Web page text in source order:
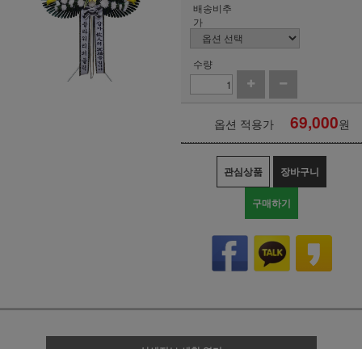
배송비추
가
수량
옵션 적용가 69,000원
관심상품 장바구니
구매하기